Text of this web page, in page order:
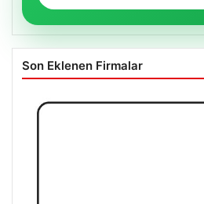
Son Eklenen Firmalar